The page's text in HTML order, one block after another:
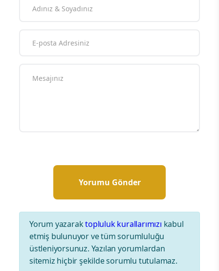
Yorum yazaraktopluluk kurallarımızı kabul
etmiş bulunuyor ve tüm sorumluluğu
üstleniyorsunuz. Yazılan yorumlardan
sitemiz hiçbir şekilde sorumlu tutulamaz.